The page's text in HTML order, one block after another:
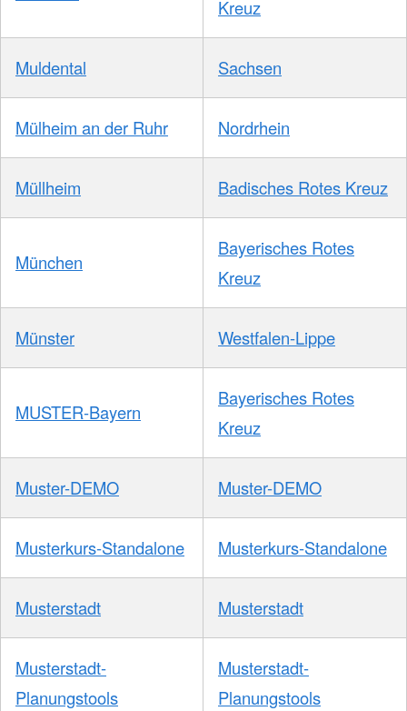
Kreuz
Muldental Sachsen
Mülheim an der Ruhr Nordrhein
Müllheim Badisches Rotes Kreuz
München
Bayerisches Rotes
Kreuz
Münster Westfalen-Lippe
MUSTER-Bayern
Bayerisches Rotes
Kreuz
Muster-DEMO Muster-DEMO
Musterkurs-Standalone Musterkurs-Standalone
Musterstadt Musterstadt
Musterstadt-
Planungstools
Musterstadt-
Planungstools